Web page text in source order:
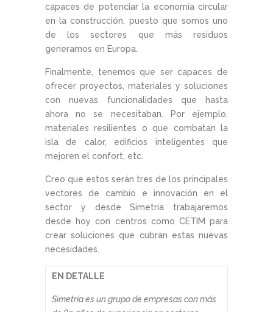
capaces de potenciar la economía circular
en la construcción, puesto que somos uno
de los sectores que más residuos
generamos en Europa.
Finalmente, tenemos que ser capaces de
ofrecer proyectos, materiales y soluciones
con nuevas funcionalidades que hasta
ahora no se necesitaban. Por ejemplo,
materiales resilientes o que combatan la
isla de calor, edificios inteligentes que
mejoren el confort, etc.
Creo que estos serán tres de los principales
vectores de cambio e innovación en el
sector y desde Simetría trabajaremos
desde hoy con centros como CETIM para
crear soluciones que cubran estas nuevas
necesidades.
EN DETALLE
Simetría es un grupo de empresas con más